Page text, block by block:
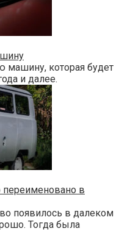
машину, которая будет
и далее.
в
появилось в далеком
Тогда была